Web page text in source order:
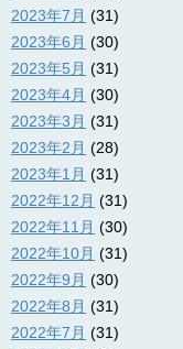
2023年7月 (31)
2023年6月 (30)
2023年5月 (31)
2023年4月 (30)
2023年3月 (31)
2023年2月 (28)
2023年1月 (31)
2022年12月 (31)
2022年11月 (30)
2022年10月 (31)
2022年9月 (30)
2022年8月 (31)
2022年7月 (31)